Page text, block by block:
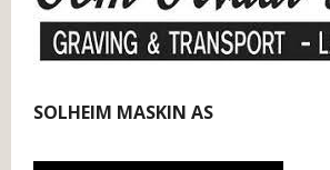
SOLHEIM MASKIN AS